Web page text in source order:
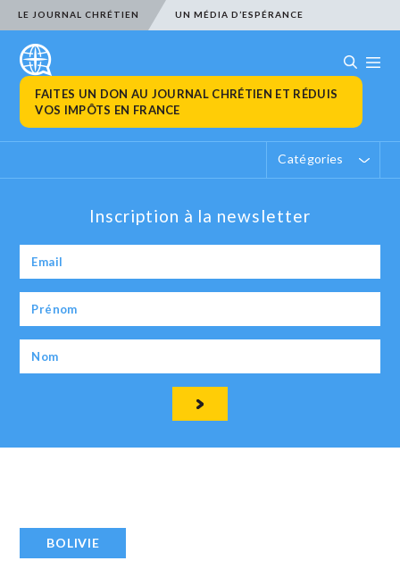
LE JOURNAL CHRÉTIEN UN MÉDIA D’ESPÉRANCE
FAITES UN DON AU JOURNAL CHRÉTIEN ET RÉDUIS
VOS IMPÔTS EN FRANCE
Catégories
Inscription à la newsletter
BOLIVIE